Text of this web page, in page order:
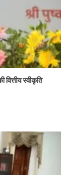
स्वीकृति